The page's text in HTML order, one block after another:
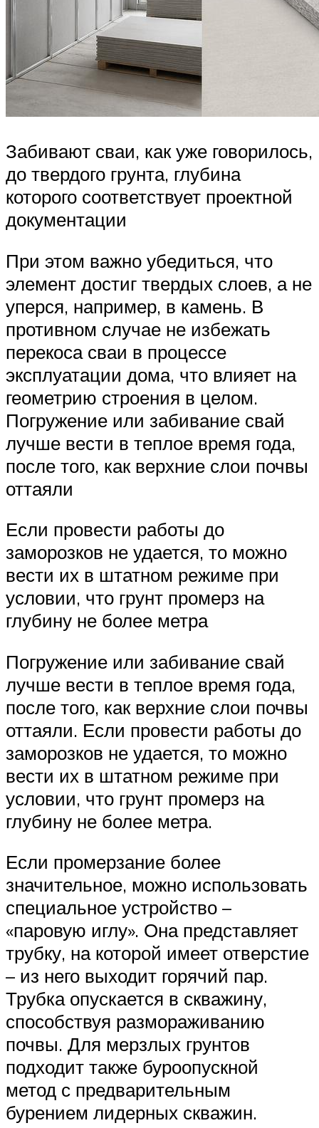
Забивают сваи, как уже говорилось,
до твердого грунта, глубина
которого соответствует проектной
документации
При этом важно убедиться, что
элемент достиг твердых слоев, а не
уперся, например, в камень. В
противном случае не избежать
перекоса сваи в процессе
эксплуатации дома, что влияет на
геометрию строения в целом.
Погружение или забивание свай
лучше вести в теплое время года,
после того, как верхние слои почвы
оттаяли
Если провести работы до
заморозков не удается, то можно
вести их в штатном режиме при
условии, что грунт промерз на
глубину не более метра
Погружение или забивание свай
лучше вести в теплое время года,
после того, как верхние слои почвы
оттаяли. Если провести работы до
заморозков не удается, то можно
вести их в штатном режиме при
условии, что грунт промерз на
глубину не более метра.
Если промерзание более
значительное, можно использовать
специальное устройство –
«паровую иглу». Она представляет
трубку, на которой имеет отверстие
– из него выходит горячий пар.
Трубка опускается в скважину,
способствуя размораживанию
почвы. Для мерзлых грунтов
подходит также буроопускной
метод с предварительным
бурением лидерных скважин.